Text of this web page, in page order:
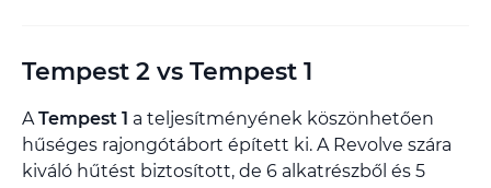
Tempest 2 vs Tempest 1
ATempest 1 a teljesítményének köszönhetően
hűséges rajongótábort épített ki. A Revolve szára
kiváló hűtést biztosított, de 6 alkatrészből és 5